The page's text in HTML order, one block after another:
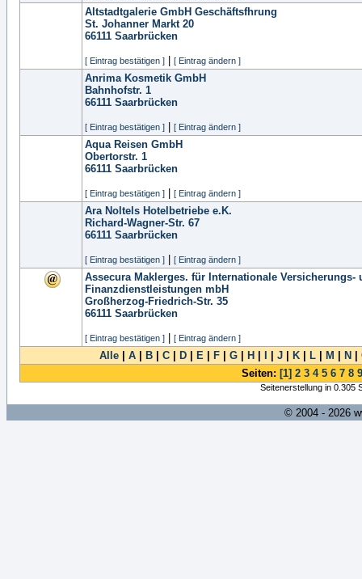
Altstadtgalerie GmbH Geschäftsfhrung
St. Johanner Markt 20
66111 Saarbrücken
[ Eintrag bestätigen ] [ Eintrag ändern ]
Anrima Kosmetik GmbH
Bahnhofstr. 1
66111 Saarbrücken
[ Eintrag bestätigen ] [ Eintrag ändern ]
Aqua Reisen GmbH
Obertorstr. 1
66111 Saarbrücken
[ Eintrag bestätigen ] [ Eintrag ändern ]
Ara Noltels Hotelbetriebe e.K.
Richard-Wagner-Str. 67
66111 Saarbrücken
[ Eintrag bestätigen ] [ Eintrag ändern ]
Assecura Maklerges. für Internationale Versicherungs-
Finanzdienstleistungen mbH
Großherzog-Friedrich-Str. 35
66111 Saarbrücken
[ Eintrag bestätigen ] [ Eintrag ändern ]
Alle A B C D E F G H J K L M N
Seiten: [1] 2 3 4 5 6 7 8 9
Seitenerstellung in 0.305
© 2004 - 2026